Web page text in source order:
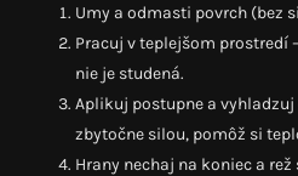
Umy a odmasti povrch (bez
Pracuj v teplejšom prostredí
nie je studená.
Aplikuj postupne a
zbytočne silou, pomôž si
Hrany nechaj na koniec a